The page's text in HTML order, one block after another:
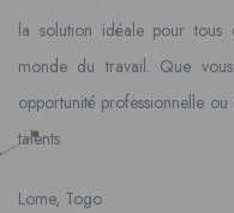
la solution idéale pour
monde du travail. Que
opportunité professionnelle
talents
Lome, Togo